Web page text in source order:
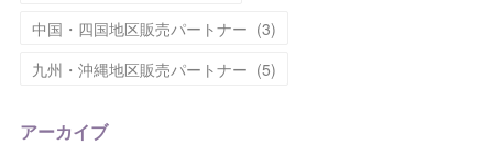
中国・四国地区販売パートナー (3)
九州・沖縄地区販売パートナー (5)
アーカイブ